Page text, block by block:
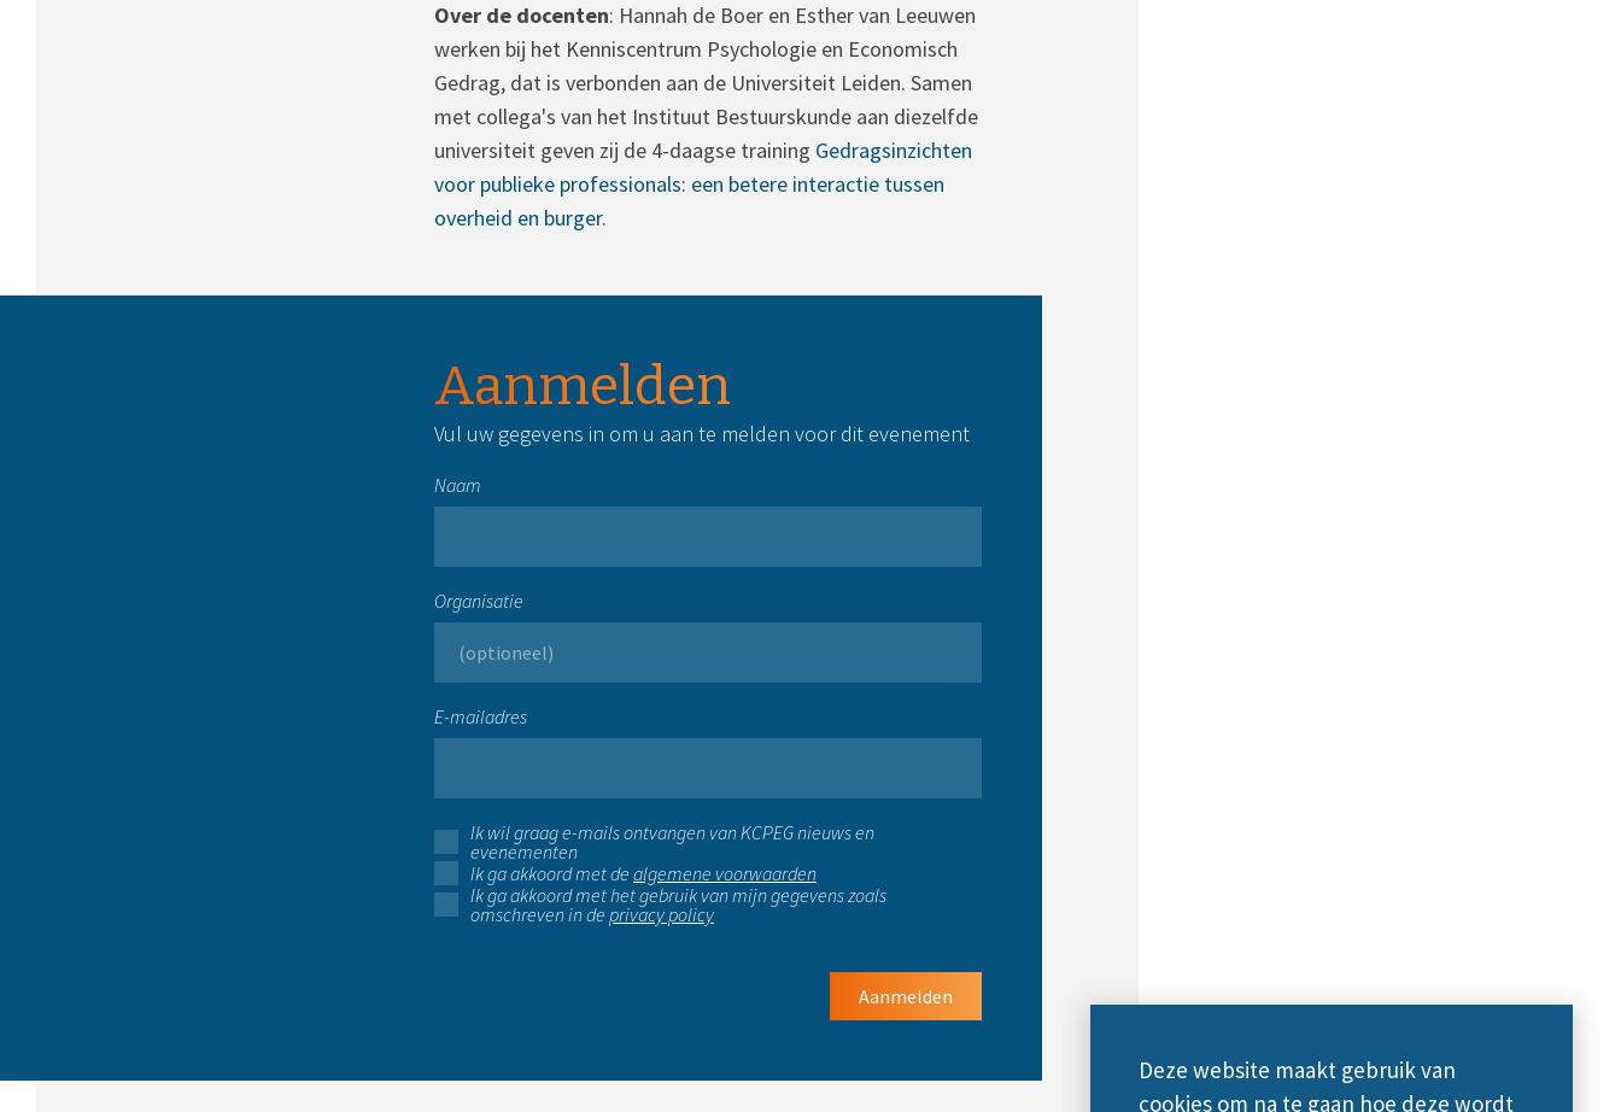
Over de docenten: Hannah de Boer en Esther van Leeuwen
werken bij het Kenniscentrum Psychologie en Economisch
Gedrag, dat is verbonden aan de Universiteit Leiden. Samen
met collega's van het Instituut Bestuurskunde aan diezelfde
universiteit geven zij de 4-daagse training Gedragsinzichten
voor publieke professionals: een betere interactie tussen
overheid en burger.
Aanmelden
Vul uw gegevens in om u aan te melden voor dit evenement
Naam
Organisatie
E-mailadres
Ik wil graag e-mails ontvangen van KCPEG nieuws en
evenementen
Ik ga akkoord met de algemene voorwaarden
Ik ga akkoord met het gebruik van mijn gegevens zoals
omschreven in de privacy policy
Aanmelden
Deze website maakt gebruik van
cookies om na te gaan hoe deze wordt